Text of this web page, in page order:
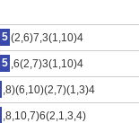
5 (2,6)7,3(1,10)4
5 ,6(2,7)3(1,10)4
,8)(6,10)(2,7)(1,3)4
,8,10,7)6(2,1,3,4)